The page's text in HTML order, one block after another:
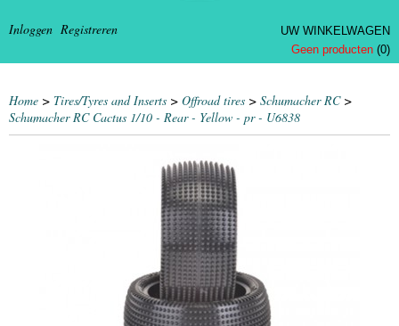
Inloggen Registreren
UW WINKELWAGEN
Geen producten (0)
Home > Tires/Tyres and Inserts > Offroad tires > Schumacher RC>
Schumacher RC Cactus 1/10 - Rear - Yellow - pr - U6838